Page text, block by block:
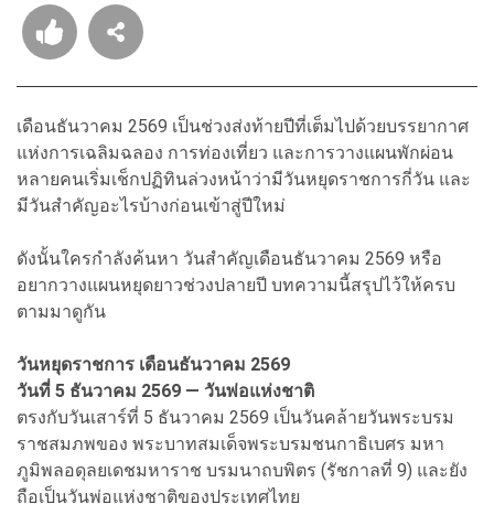
เดือนธันวาคม 2569 เป็นช่วงส่งท้ายปีที่เต็มไปด้วยบรรยากาศ
แห่งการเฉลิมฉลอง การท่องเที่ยว และการวางแผนพักผ่อน
หลายคนเริ่มเช็กปฏิทินล่วงหน้าว่ามีวันหยุดราชการกี่วัน และ
มีวันสำคัญอะไรบ้างก่อนเข้าสู่ปีใหม่
ดังนั้นใครกำลังค้นหา วันสำคัญเดือนธันวาคม 2569 หรือ
อยากวางแผนหยุดยาวช่วงปลายปี บทความนี้สรุปไว้ให้ครบ
ตามมาดูกัน
วันหยุดราชการ เดือนธันวาคม 2569
วันที่ 5 ธันวาคม 2569 — วันพ่อแห่งชาติ
ตรงกับวันเสาร์ที่ 5 ธันวาคม 2569 เป็นวันคล้ายวันพระบรม
ราชสมภพของ พระบาทสมเด็จพระบรมชนกาธิเบศร มหา
ภูมิพลอดุลยเดชมหาราช บรมนาถบพิตร (รัชกาลที่ 9) และยัง
ถือเป็นวันพ่อแห่งชาติของประเทศไทย